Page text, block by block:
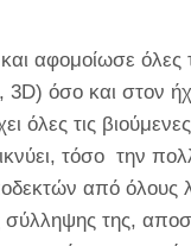
αφομοίωσε όλες
όσο και στον
όλες τις
τόσο την
από όλους
της,